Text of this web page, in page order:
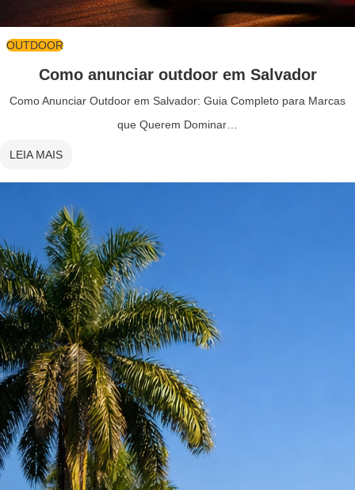
OUTDOOR
Como anunciar outdoor em Salvador
Como Anunciar Outdoor em Salvador: Guia Completo para Marcas
que Querem Dominar…
LEIA MAIS